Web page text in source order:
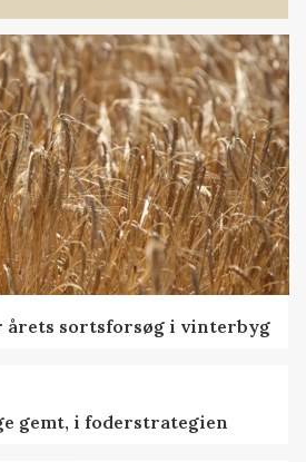
årets sortsforsøg i vinterbyg
gemt, i foderstrategien